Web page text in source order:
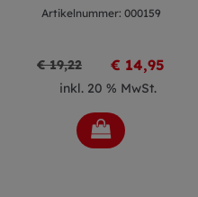
Artikelnummer: 000159
€ 19,22 € 14,95
inkl. 20 % MwSt.